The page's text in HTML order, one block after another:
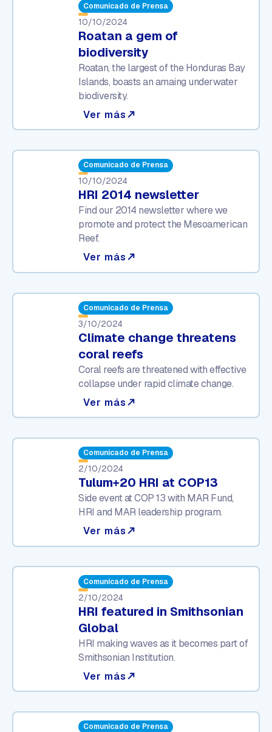
Comunicado de Prensa
10/10/2024
Roatan a gem of
biodiversity
Roatan, the largest of the Honduras Bay
Islands, boasts an amaing underwater
biodiversity.
Ver más north_east
Comunicado de Prensa
10/10/2024
HRI 2014 newsletter
Find our 2014 newsletter where we
promote and protect the Mesoamerican
Reef.
Ver más north_east
Comunicado de Prensa
3/10/2024
Climate change threatens
coral reefs
Coral reefs are threatened with effective
collapse under rapid climate change.
Ver más north_east
Comunicado de Prensa
2/10/2024
Tulum+20 HRI at COP13
Side event at COP 13 with MAR Fund,
HRI and MAR leadership program.
Ver más north_east
Comunicado de Prensa
2/10/2024
HRI featured in Smithsonian
Global
HRI making waves as it becomes part of
Smithsonian Institution.
Ver más north_east
Comunicado de Prensa